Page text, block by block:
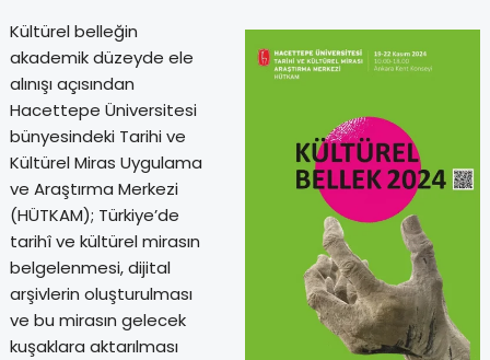
Kültürel belleğin
akademik düzeyde ele
alınışı açısından
Hacettepe Üniversitesi
bünyesindeki Tarihi ve
Kültürel Miras Uygulama
ve Araştırma Merkezi
(HÜTKAM); Türkiye’de
tarihî ve kültürel mirasın
belgelenmesi, dijital
arşivlerin oluşturulması
ve bu mirasın gelecek
kuşaklara aktarılması